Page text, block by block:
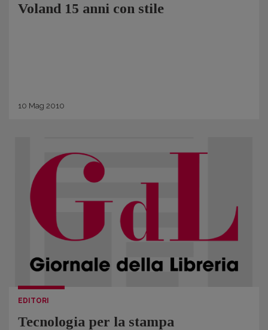
Voland 15 anni con stile
10 Mag 2010
EDITORI
Tecnologia per la stampa